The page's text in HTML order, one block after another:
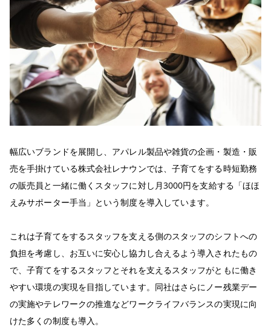
幅広いブランドを展開し、アパレル製品や雑貨の企画・製造・販
売を手掛けている株式会社レナウンでは、子育てをする時短勤務
の販売員と一緒に働くスタッフに対し月3000円を支給する「ほほ
えみサポーター手当」という制度を導入しています。
これは子育てをするスタッフを支える側のスタッフのシフトへの
負担を考慮し、お互いに安心し協力し合えるよう導入されたもの
で、子育てをするスタッフとそれを支えるスタッフがともに働き
やすい環境の実現を目指しています。同社はさらにノー残業デー
の実施やテレワークの推進などワークライフバランスの実現に向
けた多くの制度も導入。